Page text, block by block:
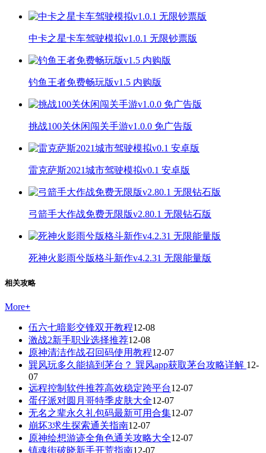
中卡之星卡车驾驶模拟v1.0.1 无限钞票版
钓鱼王者免费畅玩版v1.5 内购版
挑战100关休闲闯关手游v1.0.0 免广告版
雷克萨斯2021城市驾驶模拟v0.1 安卓版
弓箭手大作战免费无限版v2.80.1 无限钻石版
死神火影雨兮版格斗新作v4.2.31 无限能量版
相关攻略
More+
伍六七暗影交锋双开教程12-08
激战2新手职业选择推荐12-08
原神清洁作战召回码使用教程12-07
巽风玩多久能搞到茅台？ 巽风app获取茅台攻略详解 12-
07
远程控制软件推荐高效稳定跨平台12-07
蛋仔派对圆月哥特季皮肤大全12-07
无名之辈永久礼包码最新可用合集12-07
崩坏3求生探索通关指南12-07
原神绘想游迹全角色通关攻略大全12-07
镇魂街破晓新手开荒指南12-07